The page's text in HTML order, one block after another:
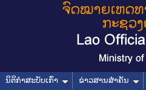
ນິຕິກໍາສະບັບເກົ່າ ຂ່າວສານສໍາຄັນ